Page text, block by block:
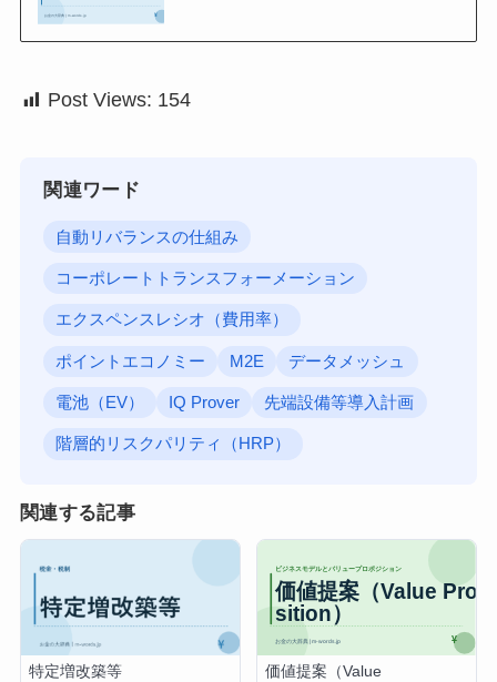
Post Views: 154
関連ワード
自動リバランスの仕組み
コーポレートトランスフォーメーション
エクスペンスレシオ（費用率）
ポイントエコノミー M2E データメッシュ
電池（EV） IQ Prover 先端設備等導入計画
階層的リスクパリティ（HRP）
関連する記事
特定増改築等
価値提案（Value